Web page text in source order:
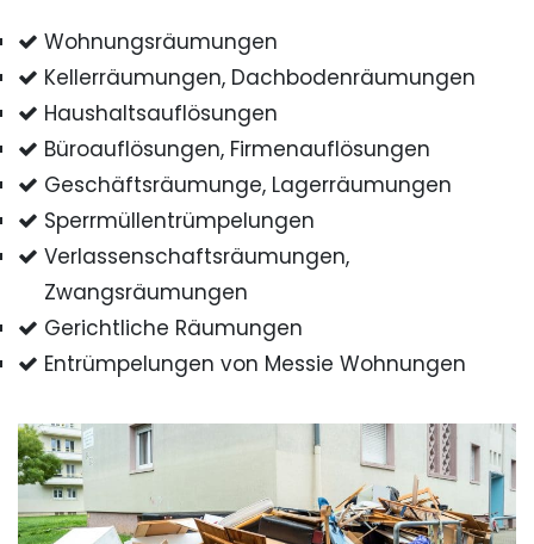
Wohnungsräumungen
Kellerräumungen, Dachbodenräumungen
Haushaltsauflösungen
Büroauflösungen, Firmenauflösungen
Geschäftsräumunge, Lagerräumungen
Sperrmüllentrümpelungen
Verlassenschaftsräumungen,
Zwangsräumungen
Gerichtliche Räumungen
Entrümpelungen von Messie Wohnungen